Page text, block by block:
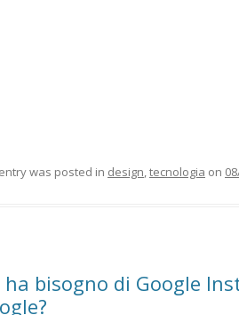
was posted in design,tecnologia on
ha bisogno di Google